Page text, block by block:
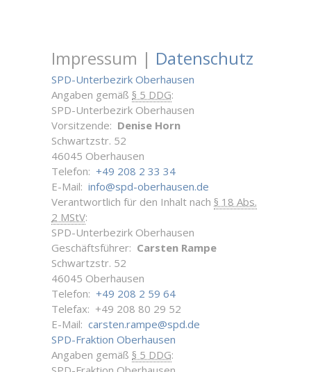
Impressum | Datenschutz
SPD-Unterbezirk Oberhausen
Angaben gemäß § 5 DDG:
SPD-Unterbezirk Oberhausen
Vorsitzende: Denise Horn
Schwartzstr. 52
46045 Oberhausen
Telefon: +49 208 2 33 34
E-Mail: info@spd-oberhausen.de
Verantwortlich für den Inhalt nach § 18 Abs.
2 MStV:
SPD-Unterbezirk Oberhausen
Geschäftsführer: Carsten Rampe
Schwartzstr. 52
46045 Oberhausen
Telefon: +49 208 2 59 64
Telefax: +49 208 80 29 52
E-Mail: carsten.rampe@spd.de
SPD-Fraktion Oberhausen
Angaben gemäß § 5 DDG: